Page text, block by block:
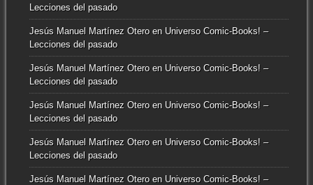
Lecciones del pasado
Jesús Manuel Martínez Oteroen Universo Comic-Books! –
Lecciones del pasado
Jesús Manuel Martínez Oteroen Universo Comic-Books! –
Lecciones del pasado
Jesús Manuel Martínez Oteroen Universo Comic-Books! –
Lecciones del pasado
Jesús Manuel Martínez Oteroen Universo Comic-Books! –
Lecciones del pasado
Jesús Manuel Martínez Oteroen Universo Comic-Books! –